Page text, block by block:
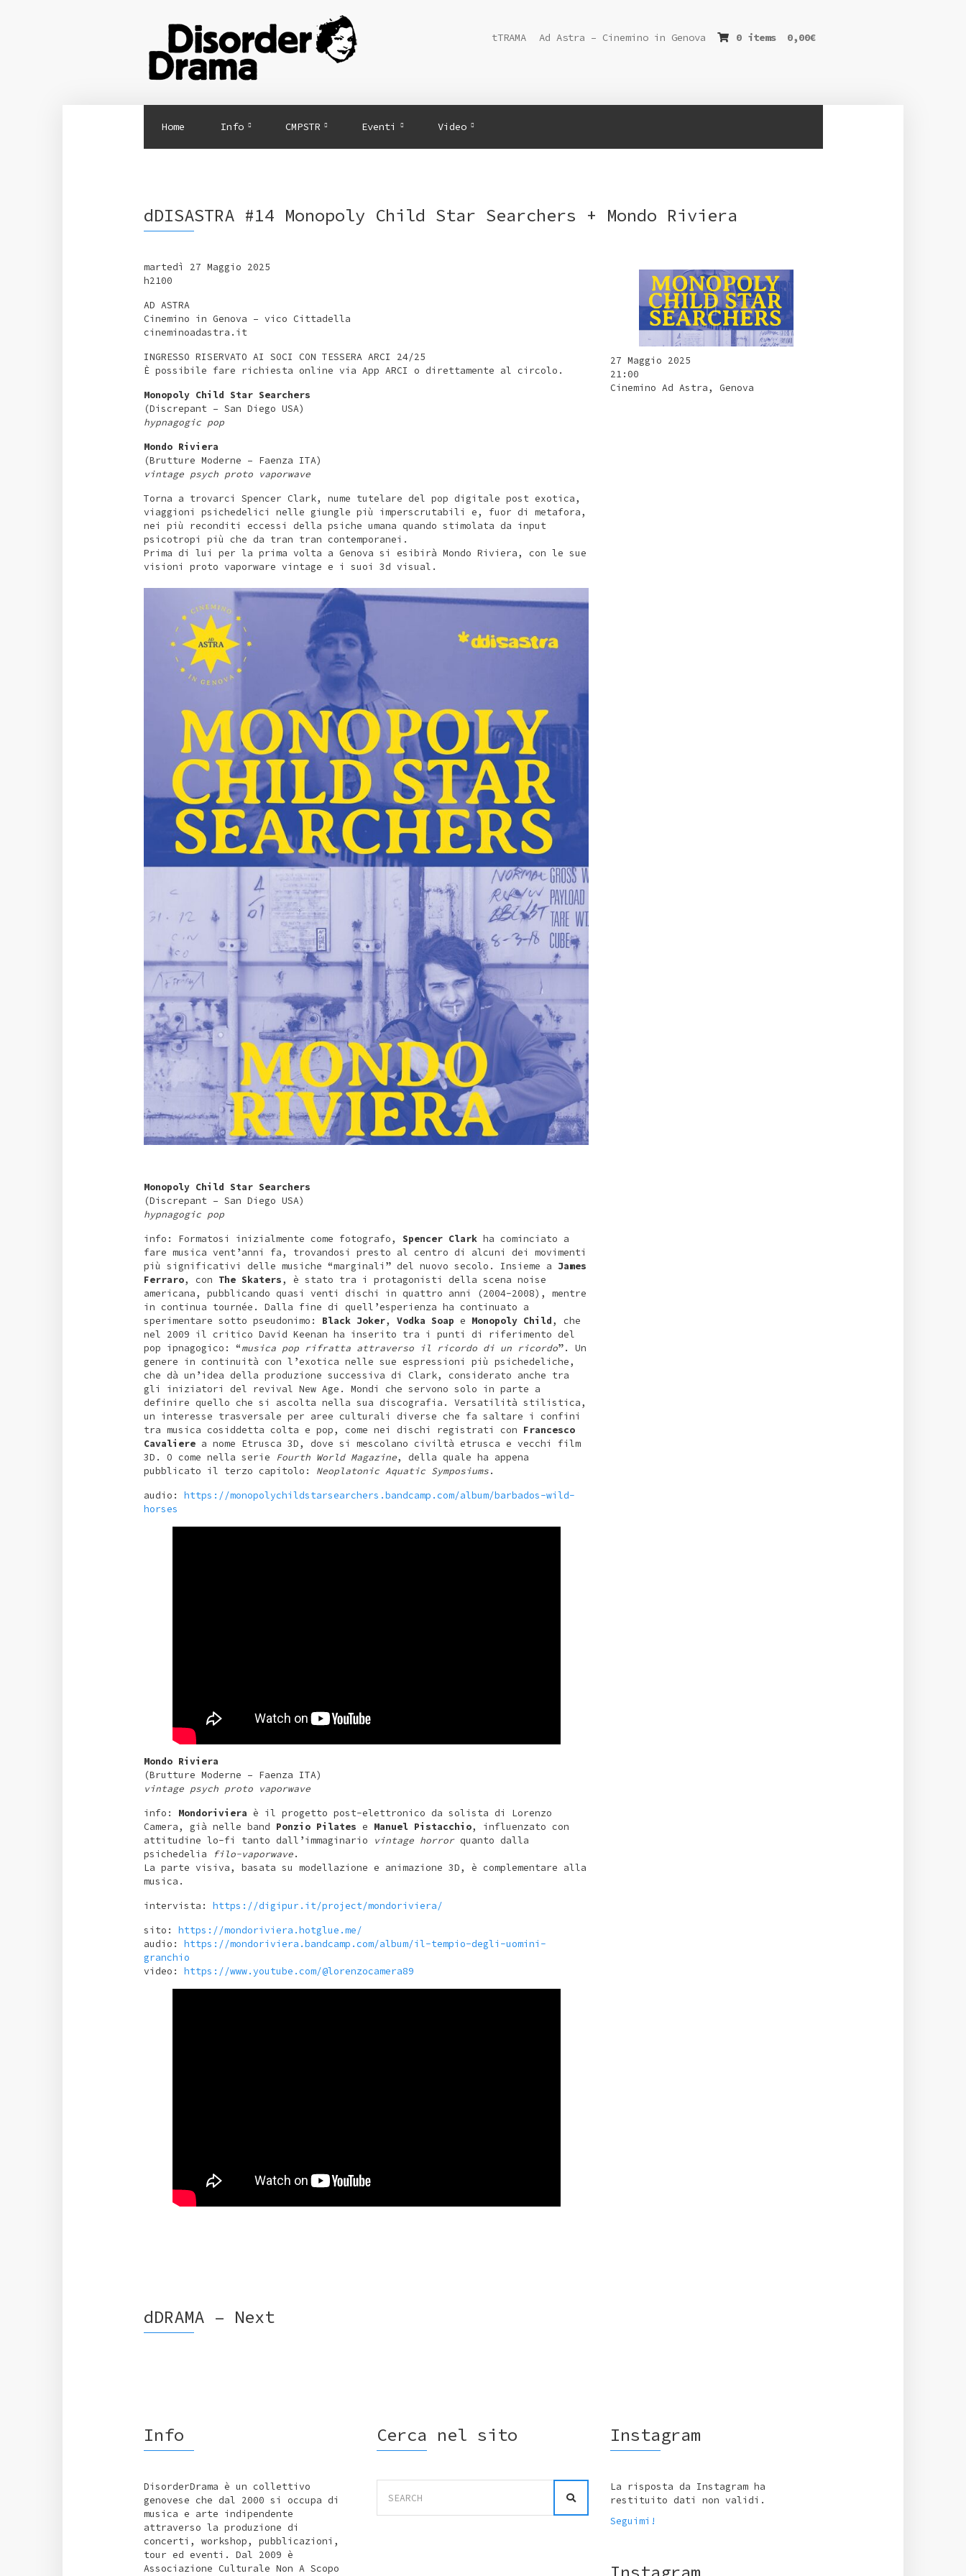
tTRAMA Ad Astra – Cinemino in Genova 0 items 0,00€
Home Info CMPSTR Eventi Video
dDISASTRA #14 Monopoly Child Star Searchers + Mondo Riviera
27 Maggio 2025
21:00
Cinemino Ad Astra, Genova
martedì 27 Maggio 2025
h2100
AD ASTRA
Cinemino in Genova – vico Cittadella
cineminoadastra.it
INGRESSO RISERVATO AI SOCI CON TESSERA ARCI 24/25
È possibile fare richiesta online via App ARCI o direttamente al circolo.
Monopoly Child Star Searchers
(Discrepant – San Diego USA)
hypnagogic pop
Mondo Riviera
(Brutture Moderne – Faenza ITA)
vintage psych proto vaporwave
Torna a trovarci Spencer Clark, nume tutelare del pop digitale post exotica,
viaggioni psichedelici nelle giungle più imperscrutabili e, fuor di metafora,
nei più reconditi eccessi della psiche umana quando stimolata da input
psicotropi più che da tran tran contemporanei.
Prima di lui per la prima volta a Genova si esibirà Mondo Riviera, con le sue
visioni proto vaporware vintage e i suoi 3d visual.
Monopoly Child Star Searchers
(Discrepant – San Diego USA)
hypnagogic pop
info: Formatosi inizialmente come fotografo, Spencer Clarkha cominciato a
fare musica vent’anni fa, trovandosi presto al centro di alcuni dei movimenti
più significativi delle musiche “marginali” del nuovo secolo. Insieme a James
Ferraro, con The Skaters, è stato tra i protagonisti della scena noise
americana, pubblicando quasi venti dischi in quattro anni (2004-2008), mentre
in continua tournée. Dalla fine di quell’esperienza ha continuato a
sperimentare sotto pseudonimo: Black Joker, Vodka Soap e Monopoly Child, che
nel 2009 il critico David Keenan ha inserito tra i punti di riferimento del
pop ipnagogico: “musica pop rifratta attraverso il ricordo di un ricordo”. Un
genere in continuità con l’exotica nelle sue espressioni più psichedeliche,
che dà un’idea della produzione successiva di Clark, considerato anche tra
gli iniziatori del revival New Age. Mondi che servono solo in parte a
definire quello che si ascolta nella sua discografia. Versatilità stilistica,
un interesse trasversale per aree culturali diverse che fa saltare i confini
tra musica cosiddetta colta e pop, come nei dischi registrati con Francesco
Cavalierea nome Etrusca 3D, dove si mescolano civiltà etrusca e vecchi film
3D. O come nella serie Fourth World Magazine, della quale ha appena
pubblicato il terzo capitolo: Neoplatonic Aquatic Symposiums.
audio: https://monopolychildstarsearchers.bandcamp.com/album/barbados-wild-
horses
Mondo Riviera
(Brutture Moderne – Faenza ITA)
vintage psych proto vaporwave
info: Mondoriviera è il progetto post-elettronico da solista di Lorenzo
Camera, già nelle band Ponzio Pilates e Manuel Pistacchio, influenzato con
attitudine lo-fi tanto dall’immaginario
vintage horrorquanto dalla
psichedelia
filo-vaporwave.
La parte visiva, basata su modellazione e animazione 3D, è complementare alla
musica.
intervista: https://digipur.it/project/mondoriviera/
sito: https://mondoriviera.hotglue.me/
audio: https://mondoriviera.bandcamp.com/album/il-tempio-degli-uomini-
granchio
video: https://www.youtube.com/@lorenzocamera89
dDRAMA – Next
Info
DisorderDrama è un collettivo
genovese che dal 2000 si occupa di
musica e arte indipendente
attraverso la produzione di
concerti, workshop, pubblicazioni,
tour ed eventi. Dal 2009 è
Associazione Culturale Non A Scopo
Cerca nel sito
for:
Instagram
La risposta da Instagram ha
restituito dati non validi.
Seguimi!